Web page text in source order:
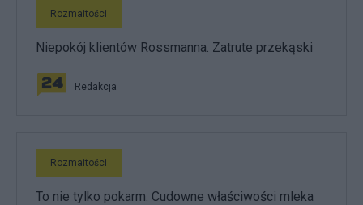
Rozmaitości
Niepokój klientów Rossmanna. Zatrute przekąski
Redakcja
Rozmaitości
To nie tylko pokarm. Cudowne właściwości mleka